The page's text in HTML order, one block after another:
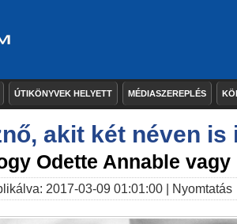
ÚTIKÖNYVEK HELYETT MÉDIASZEREPLÉS
akit két néven is
Odette Annable
2017-03-09 01:01:00 | Nyomtatás